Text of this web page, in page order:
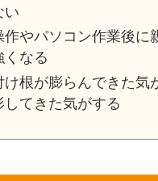
い
作やパソコン作業後に
くなる
け根が膨らんできた気
してきた気がする